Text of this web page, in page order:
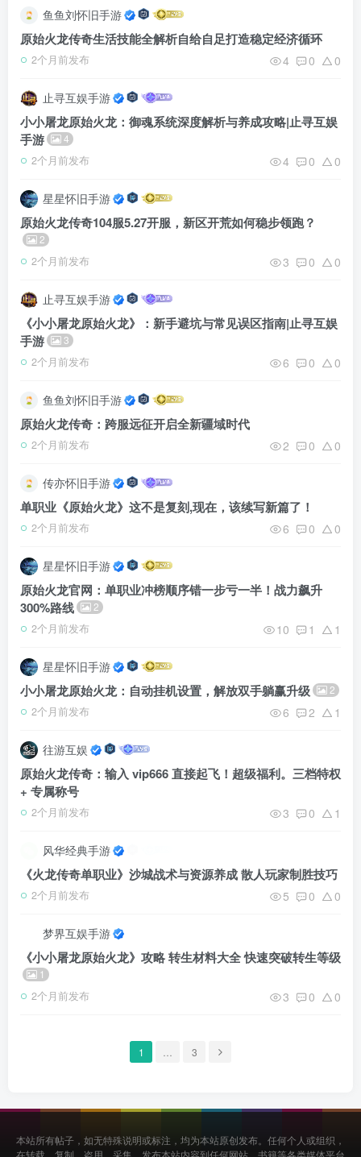
鱼鱼刘怀旧手游
原始火龙传奇生活技能全解析自给自足打造稳定经济循环
2个月前发布 4 0 0
止寻互娱手游
小小屠龙原始火龙：御魂系统深度解析与养成攻略|止寻互娱
手游
4
2个月前发布 4 0 0
星星怀旧手游
原始火龙传奇104服5.27开服，新区开荒如何稳步领跑？
2
2个月前发布 3 0 0
止寻互娱手游
《小小屠龙原始火龙》：新手避坑与常见误区指南|止寻互娱
手游
3
2个月前发布 6 0 0
鱼鱼刘怀旧手游
原始火龙传奇：跨服远征开启全新疆域时代
2个月前发布 2 0 0
传亦怀旧手游
单职业《原始火龙》这不是复刻,现在，该续写新篇了！
2个月前发布 6 0 0
星星怀旧手游
原始火龙官网：单职业冲榜顺序错一步亏一半！战力飙升
300%路线
2
2个月前发布 10 1 1
星星怀旧手游
小小屠龙原始火龙：自动挂机设置，解放双手躺赢升级 2
2个月前发布 6 2 1
往游互娱
原始火龙传奇：输入 vip666 直接起飞！超级福利。三档特权
+ 专属称号
2个月前发布 3 0 1
风华经典手游
《火龙传奇单职业》沙城战术与资源养成 散人玩家制胜技巧
2个月前发布 5 0 0
梦界互娱手游
《小小屠龙原始火龙》攻略 转生材料大全 快速突破转生等级
1
2个月前发布 3 0 0
1 3
本站所有帖子，如无特殊说明或标注，均为本站原创发布。任何个人或组织，
在转载、复制、盗用、采集、发布本站内容到任何网站、书籍等各类媒体平台